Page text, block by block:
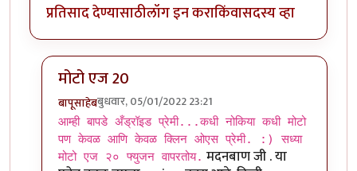
प्रतिसाद देण्यासाठीलॉग इन कराकिंवासदस्य व्हा
मोटो एज 20
बापूसाहेबबुधवार, 05/01/2022 23:21
In reply toआमच्या हापिसात जे मॅनेजरbyमदनबाण
आम्ही बापडे अँड्रॉइड प्रेमी...कधी नोकिया कधी मोटो
पण केवळ आणि केवळ क्लिन ओएस प्रेमी. :) सध्या
मोटो एज २० फ्युजन वापरतोय. मदनबाण जी . या